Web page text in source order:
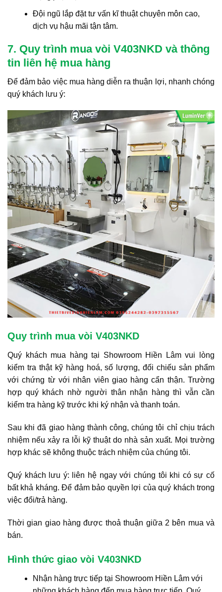
Đội ngũ lắp đặt tư vấn kĩ thuật chuyên môn cao,
dịch vụ hậu mãi tận tâm.
7. Quy trình mua vòi V403NKD và thông
tin liên hệ mua hàng
Để đảm bảo việc mua hàng diễn ra thuận lợi, nhanh chóng
quý khách lưu ý:
Quy trình mua vòi V403NKD
Quý khách mua hàng tại Showroom Hiền Lâm vui lòng
kiểm tra thật kỹ hàng hoá, số lượng, đối chiếu sản phẩm
với chứng từ với nhân viên giao hàng cẩn thận. Trường
hợp quý khách nhờ người thân nhận hàng thì vẫn cần
kiểm tra hàng kỹ trước khi ký nhận và thanh toán.
Sau khi đã giao hàng thành công, chúng tôi chỉ chịu trách
nhiệm nếu xảy ra lỗi kỹ thuật do nhà sản xuất. Mọi trường
hợp khác sẽ không thuộc trách nhiệm của chúng tôi.
Quý khách lưu ý: liên hệ ngay với chúng tôi khi có sự cố
bất khả kháng. Để đảm bảo quyền lợi của quý khách trong
việc đổi/trả hàng.
Thời gian giao hàng được thoả thuận giữa 2 bên mua và
bán.
Hình thức giao vòi V403NKD
Nhận hàng trực tiếp tại Showroom Hiền Lâm với